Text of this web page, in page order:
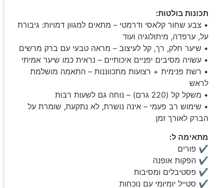
תכונות בולטות:
• צבע שחור קלאסי ודרמטי – מתאים למגוון דמויות: גיבורת
על, ערפדה, מיתולוגיה ועוד
• שיער חלק, רך, קל לעיצוב – מראה טבעי עם ברק מרשים
• עשויה מסיבים יפניים איכותיים – נראית כמו שיער אמיתי
• רשת פנימית + רצועות מתכווננות – התאמה מושלמת
לראש
• משקל קל (220 גרם) – נוחה גם לשעות רבות
• שימוש רב פעמי – אינה נושרת, לא נתקעת, שומרת על
הברק לאורך זמן
מתאימה ל:
✔ פורים
✔ הפקות אופנה
✔ פסטיבלים ומסיבות
✔ סטייל יומיומי עם נוכחות